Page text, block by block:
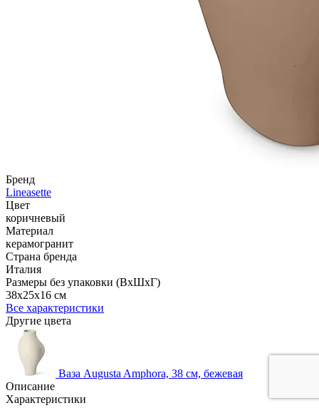
Бренд
Lineasette
Цвет
коричневый
Материал
керамогранит
Страна бренда
Италия
Размеры без упаковки (ВхШхГ)
38x25x16 см
Все характеристики
Другие цвета
Ваза Augusta Amphora, 38 см, бежевая
Описание
Характеристики